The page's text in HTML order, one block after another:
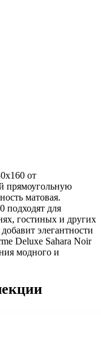
от
прямоугольную
матовая.
подходят для
гостиных и других
элегантности
Deluxe Sahara Noir
модного и